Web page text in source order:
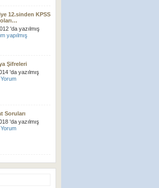
12.sinden KPSS
'da yazılmış
yapılmış
Şifreleri
'da yazılmış
Soruları
'da yazılmış